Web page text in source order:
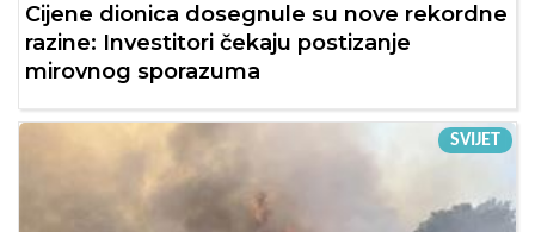
Cijene dionica dosegnule su nove rekordne
razine: Investitori čekaju postizanje
mirovnog sporazuma
SVIJET